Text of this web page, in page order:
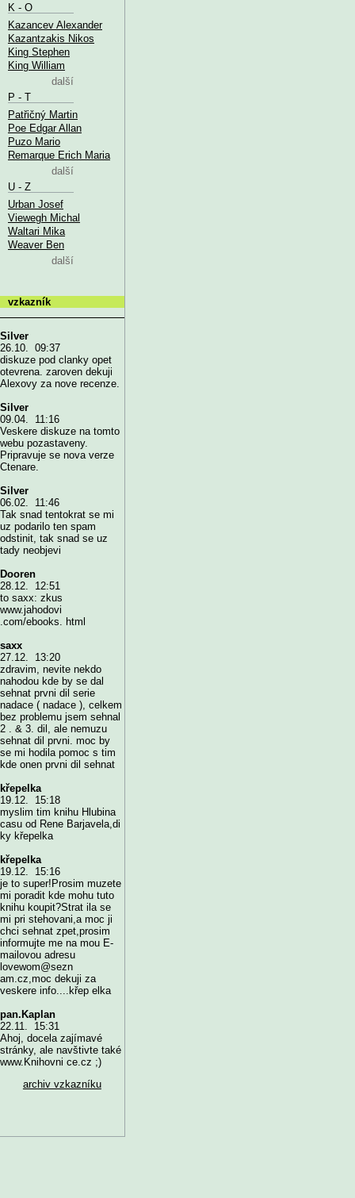
K - O
Kazancev Alexander
Kazantzakis Nikos
King Stephen
King William
další
P - T
Patřičný Martin
Poe Edgar Allan
Puzo Mario
Remarque Erich Maria
další
U - Z
Urban Josef
Viewegh Michal
Waltari Mika
Weaver Ben
další
vzkazník
Silver
26.10. 09:37
diskuze pod clanky opet
otevrena. zaroven dekuji
Alexovy za nove recenze.
Silver
09.04. 11:16
Veskere diskuze na tomto
webu pozastaveny.
Pripravuje se nova verze
Ctenare.
Silver
06.02. 11:46
Tak snad tentokrat se mi
uz podarilo ten spam
odstinit, tak snad se uz
tady neobjevi
Dooren
28.12. 12:51
to saxx: zkus
www.jahodovi
.com/ebooks. html
saxx
27.12. 13:20
zdravim, nevite nekdo
nahodou kde by se dal
sehnat prvni dil serie
nadace ( nadace ), celkem
bez problemu jsem sehnal
2 . & 3. dil, ale nemuzu
sehnat dil prvni. moc by
se mi hodila pomoc s tim
kde onen prvni dil sehnat
křepelka
19.12. 15:18
myslim tim knihu Hlubina
casu od Rene Barjavela,di
ky křepelka
křepelka
19.12. 15:16
je to super!Prosim muzete
mi poradit kde mohu tuto
knihu koupit?Strat ila se
mi pri stehovani,a moc ji
chci sehnat zpet,prosim
informujte me na mou E-
mailovou adresu
lovewom@sezn
am.cz,moc dekuji za
veskere info....křep elka
pan.Kaplan
22.11. 15:31
Ahoj, docela zajímavé
stránky, ale navštivte také
www.Knihovni ce.cz ;)
archiv vzkazníku